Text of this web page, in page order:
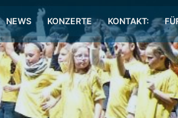
NEWS KONZERTE KONTAKT: